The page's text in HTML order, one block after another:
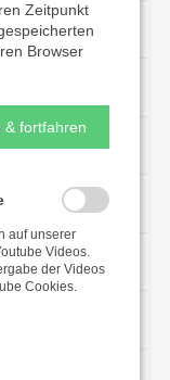
Zeitpunkt
Browser
& fortfahren
auf unserer
Videos.
der Videos
Cookies.